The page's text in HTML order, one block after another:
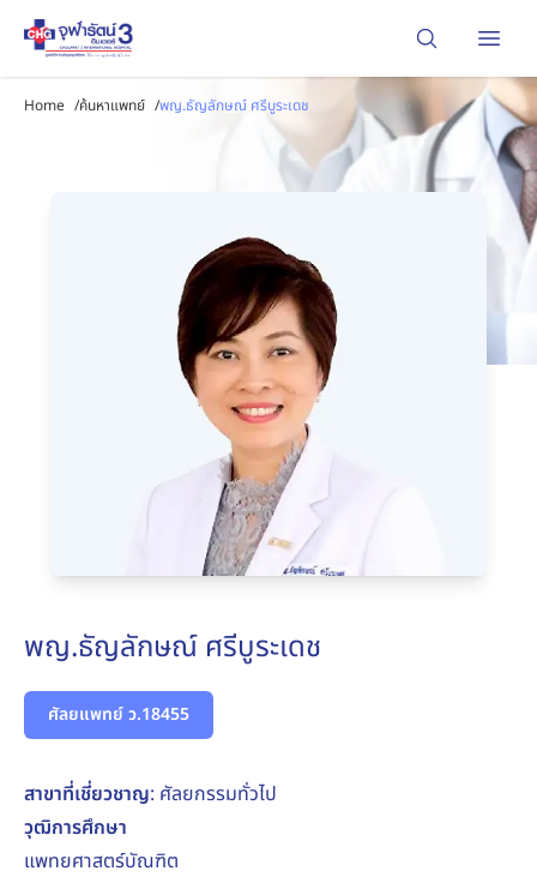
Home /ค้นหาแพทย์ /พญ.ธัญลักษณ์ ศรีบูระเดช
พญ.ธัญลักษณ์ ศรีบูระเดช
ศัลยแพทย์ ว.18455
สาขาที่เชี่ยวชาญ: ศัลยกรรมทั่วไป
วุฒิการศึกษา
แพทยศาสตร์บัณฑิต